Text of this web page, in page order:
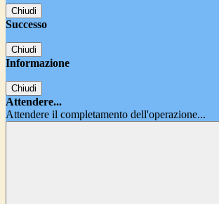
Chiudi
Successo
Chiudi
Informazione
Chiudi
Attendere...
Attendere il completamento dell'operazione...